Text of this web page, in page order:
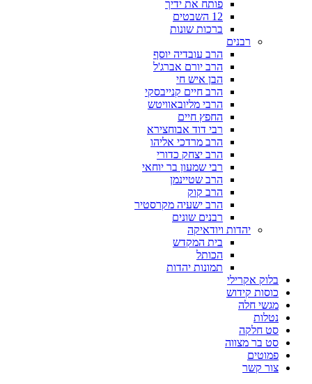
פותח את ידיך
12 השבטים
ברכות שונות
רבנים
הרב עובדיה יוסף
הרב יורם אברג'ל
הבן איש חי
הרב חיים קנייבסקי
הרבי מליובאוויטש
החפץ חיים
רבי דוד אבוחצירא
הרב מרדכי אליהו
הרב יצחק כדורי
רבי שמעון בר יוחאי
הרב שטיינמן
הרב קוק
הרב ישעיה מקרסטיר
רבנים שונים
יהדות ויודאיקה
בית המקדש
הכותל
תמונות יהדות
בלוק אקרילי
כוסות קידוש
מגשי חלה
נטלות
סט חלקה
סט בר מצווה
פמוטים
צור קשר